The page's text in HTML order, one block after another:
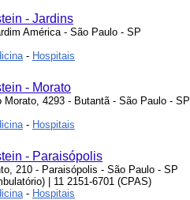
- Jardins
América - São Paulo - SP
- Hospitais
- Morato
4293 - Butantã - São Paulo - SP
- Hospitais
- Paraisópolis
210 - Paraisópolis - São Paulo - SP
| 11 2151-6701 (CPAS)
- Hospitais